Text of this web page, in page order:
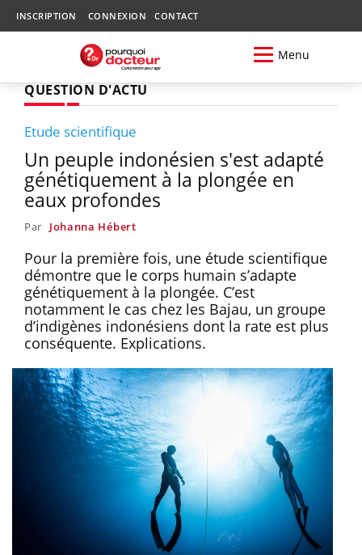
INSCRIPTION CONNEXION CONTACT
Menu
QUESTION D'ACTU
Etude scientifique
Un peuple indonésien s'est adapté
génétiquement à la plongée en
eaux profondes
Par Johanna Hébert
Pour la première fois, une étude scientifique
démontre que le corps humain s’adapte
génétiquement à la plongée. C’est
notamment le cas chez les Bajau, un groupe
d’indigènes indonésiens dont la rate est plus
conséquente. Explications.